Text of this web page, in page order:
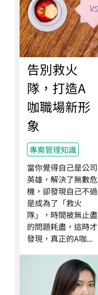
告別救火
隊，打造A
咖職場新形
象
專案管理知識
當你覺得自己是公司
英雄，解決了無數危
機，卻發現自己不過
是成為了「救火
隊」，時間被無止盡
的問題耗盡，這時才
發現，真正的A咖...